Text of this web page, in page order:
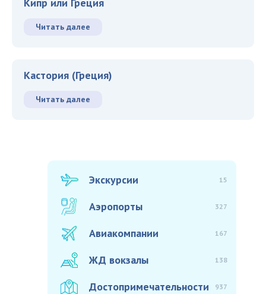
Читать далее
Кастория (Греция)
Читать далее
Экскурсии 15
Аэропорты 327
Авиакомпании 167
ЖД вокзалы 138
Достопримечательности 937